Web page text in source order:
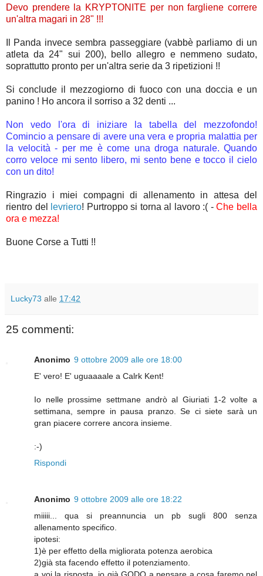
Devo prendere la KRYPTONITE per non fargliene correre
un'altra magari in 28" !!!
Il Panda invece sembra passeggiare (vabbè parliamo di un
atleta da 24" sui 200), bello allegro e nemmeno sudato,
soprattutto pronto per un'altra serie da 3 ripetizioni !!
Si conclude il mezzogiorno di fuoco con una doccia e un
panino ! Ho ancora il sorriso a 32 denti ...
Non vedo l'ora di iniziare la tabella del mezzofondo!
Comincio a pensare di avere una vera e propria malattia per
la velocità - per me è come una droga naturale. Quando
corro veloce mi sento libero, mi sento bene e tocco il cielo
con un dito!
Ringrazio i miei compagni di allenamento in attesa del
rientro del
levriero! Purtroppo si torna al lavoro :( -Che bella
ora e mezza!
Buone Corse a Tutti !!
Lucky73 alle 17:42
25 commenti:
Anonimo 9 ottobre 2009 alle ore 18:00
E' vero! E' uguaaaale a Calrk Kent!
Io nelle prossime settmane andrò al Giuriati 1-2 volte a
settimana, sempre in pausa pranzo. Se ci siete sarà un
gran piacere correre ancora insieme.
:-)
Rispondi
Anonimo 9 ottobre 2009 alle ore 18:22
miiiii... qua si preannuncia un pb sugli 800 senza
allenamento specifico.
ipotesi:
1)è per effetto della migliorata potenza aerobica
2)già sta facendo effetto il potenziamento.